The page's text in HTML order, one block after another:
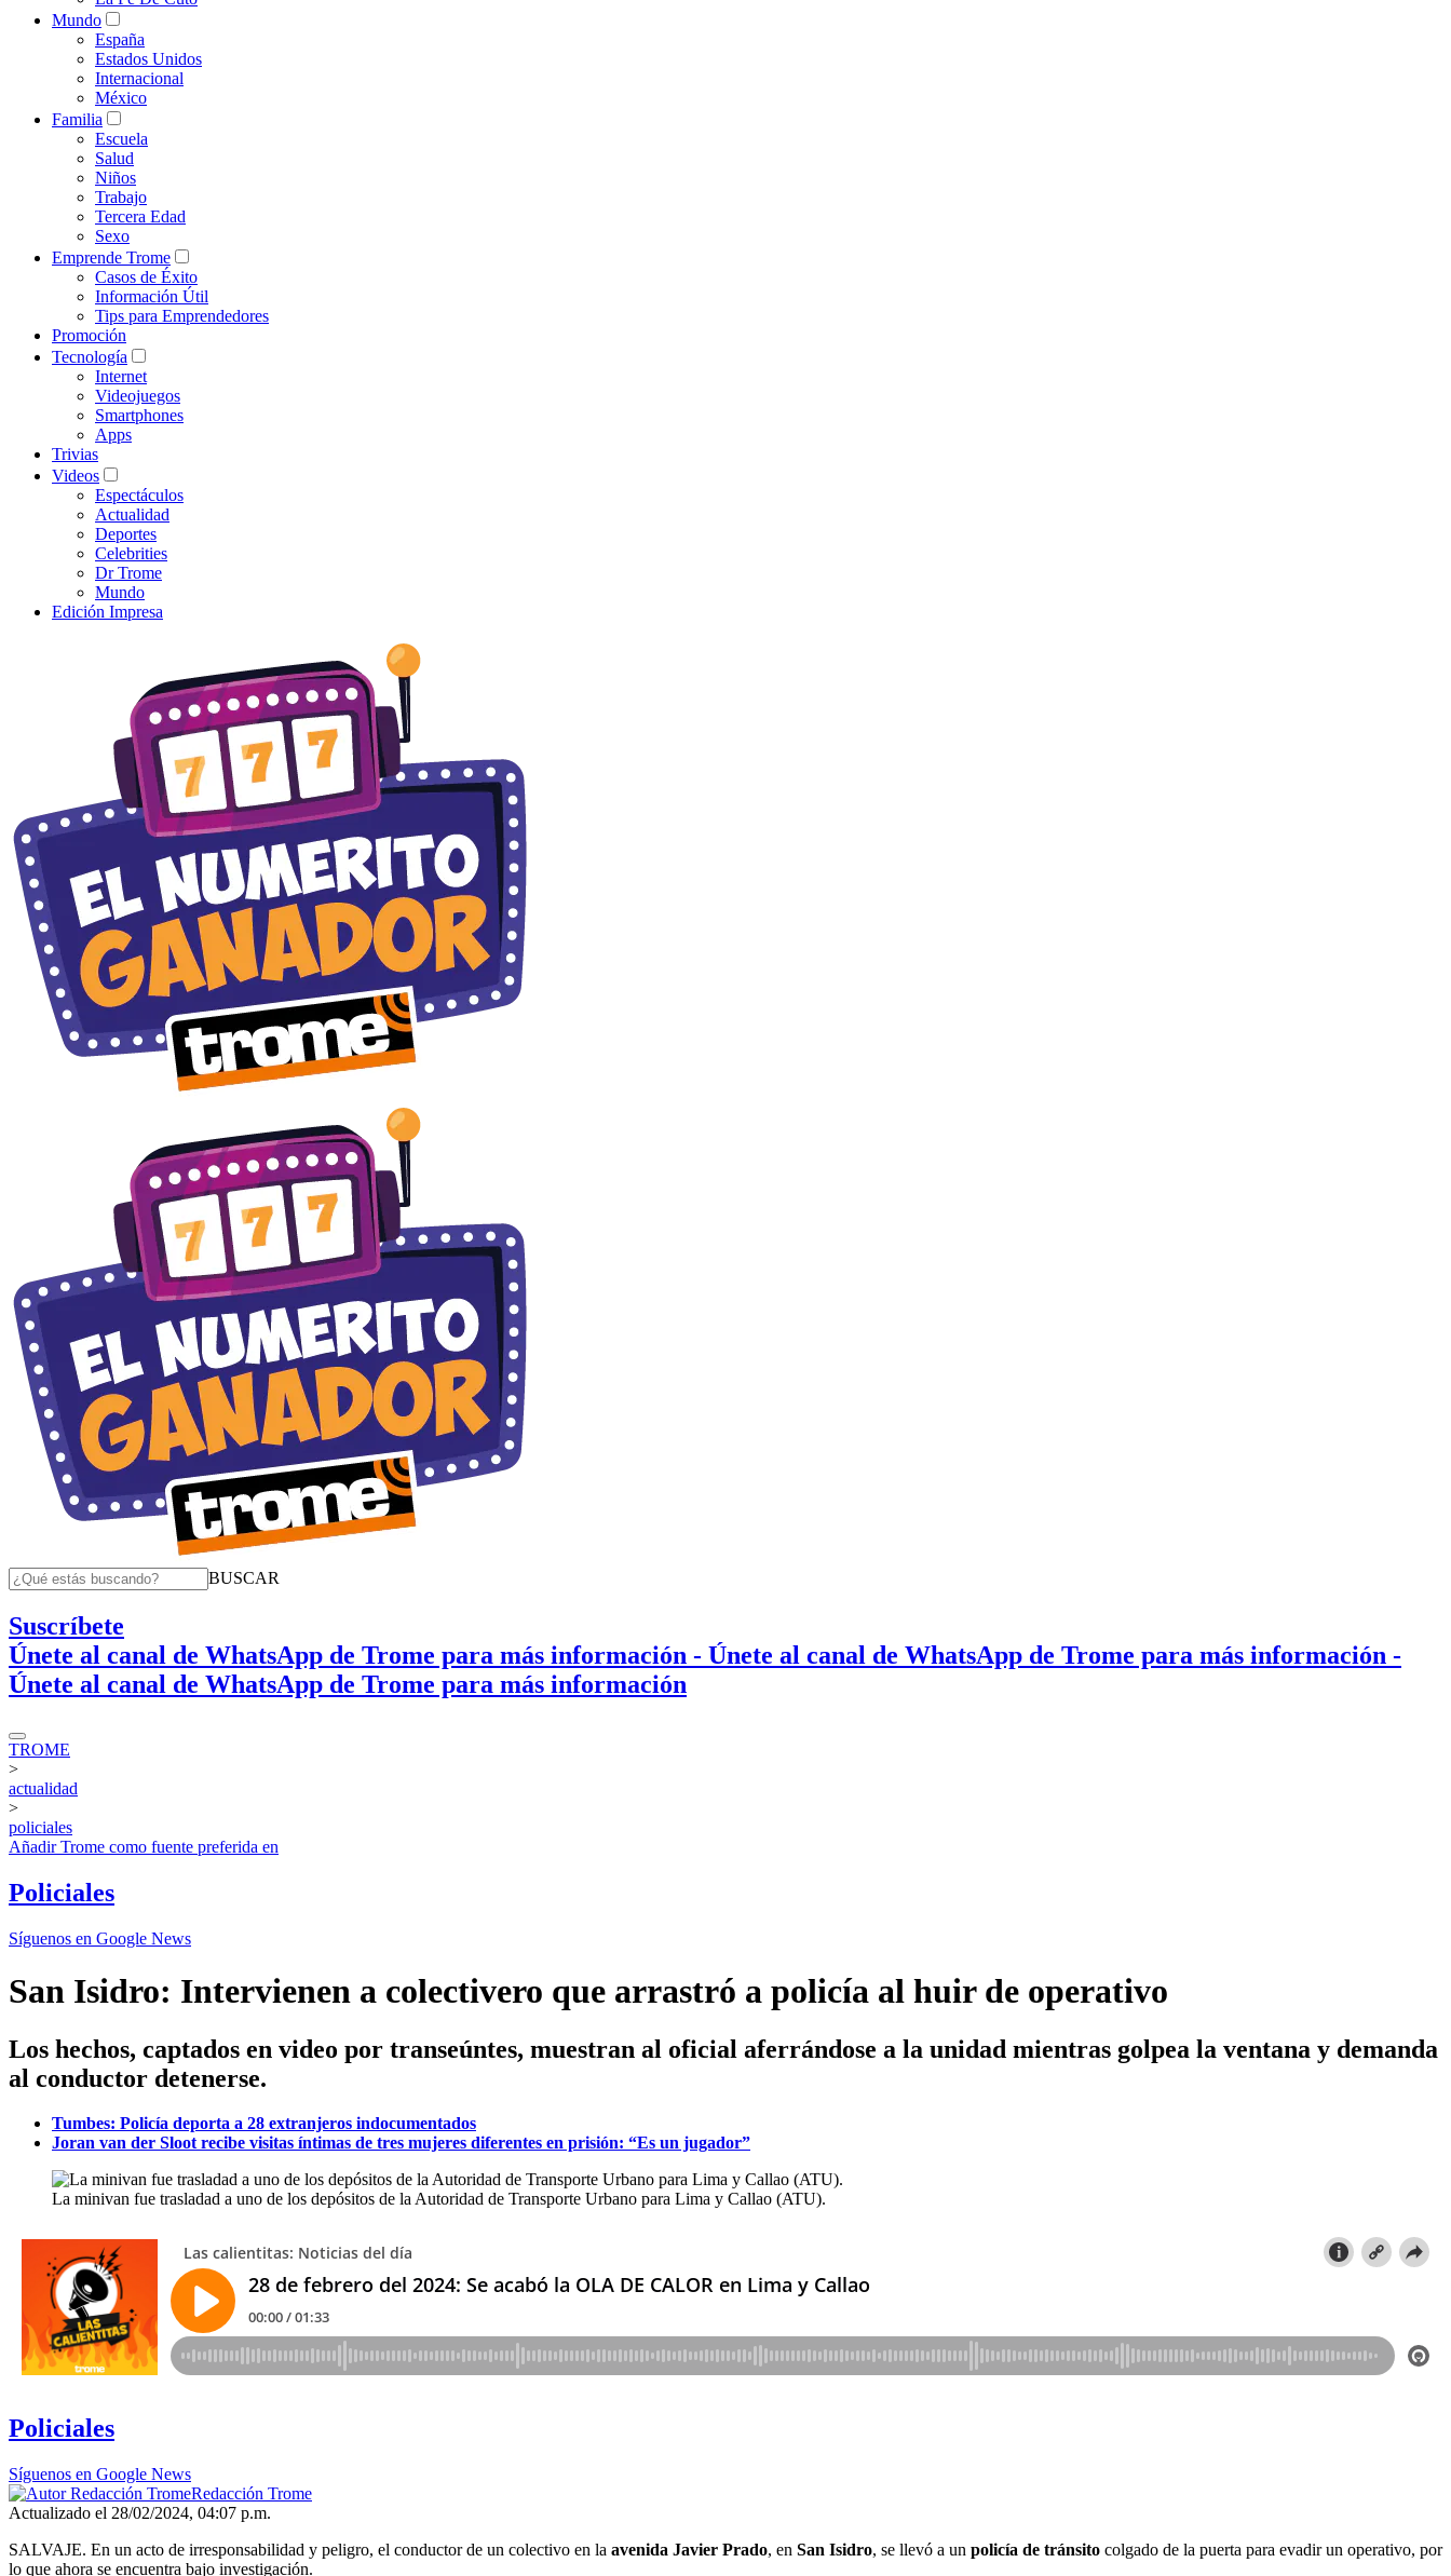
Mundo
España
Estados Unidos
Internacional
México
Familia
Escuela
Salud
Niños
Trabajo
Tercera Edad
Sexo
Emprende Trome
Casos de Éxito
Información Útil
Tips para Emprendedores
Promoción
Tecnología
Internet
Videojuegos
Smartphones
Apps
Trivias
Videos
Espectáculos
Actualidad
Deportes
Celebrities
Dr Trome
Mundo
Edición Impresa
BUSCAR
Suscríbete
Únete al canal de WhatsApp de Trome para más información - Únete al canal de WhatsApp de Trome para más información -
Únete al canal de WhatsApp de Trome para más información
TROME
>
actualidad
>
policiales
AñadirTrome como fuente preferida en
Policiales
Síguenos en Google News
San Isidro: Intervienen a colectivero que arrastró a policía al huir de operativo
Los hechos, captados en video por transeúntes, muestran al oficial aferrándose a la unidad mientras golpea la ventana y demanda
al conductor detenerse.
Tumbes: Policía deporta a 28 extranjeros indocumentados
Joran van der Sloot recibe visitas íntimas de tres mujeres diferentes en prisión: “Es un jugador”
La minivan fue trasladad a uno de los depósitos de la Autoridad de Transporte Urbano para Lima y Callao (ATU).
Policiales
Síguenos en Google News
Redacción Trome
Actualizado el 28/02/2024, 04:07 p.m.
SALVAJE. En un acto de irresponsabilidad y peligro, el conductor de un colectivo en la avenida Javier Prado, en San Isidro, se llevó a un policía de tránsito colgado de la puerta para evadir un operativo, por
lo que ahora se encuentra bajo investigación.